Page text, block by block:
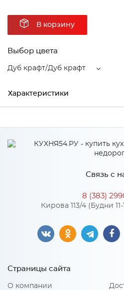
В корзину
Выбор цвета
Дуб крафт/Дуб крафт
Характеристики
Цвет
Особенности
Количество упаковок: 2
Материал 2: ЛДСП
Связь с
8 (383)
Кирова 113/4 (Будни
Страницы сайта
О компании